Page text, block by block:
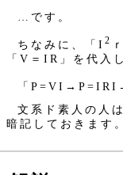
…です。
ちなみに、「I2
「V＝IR」を代入
「
文系ド素人の人
暗記しておきます。